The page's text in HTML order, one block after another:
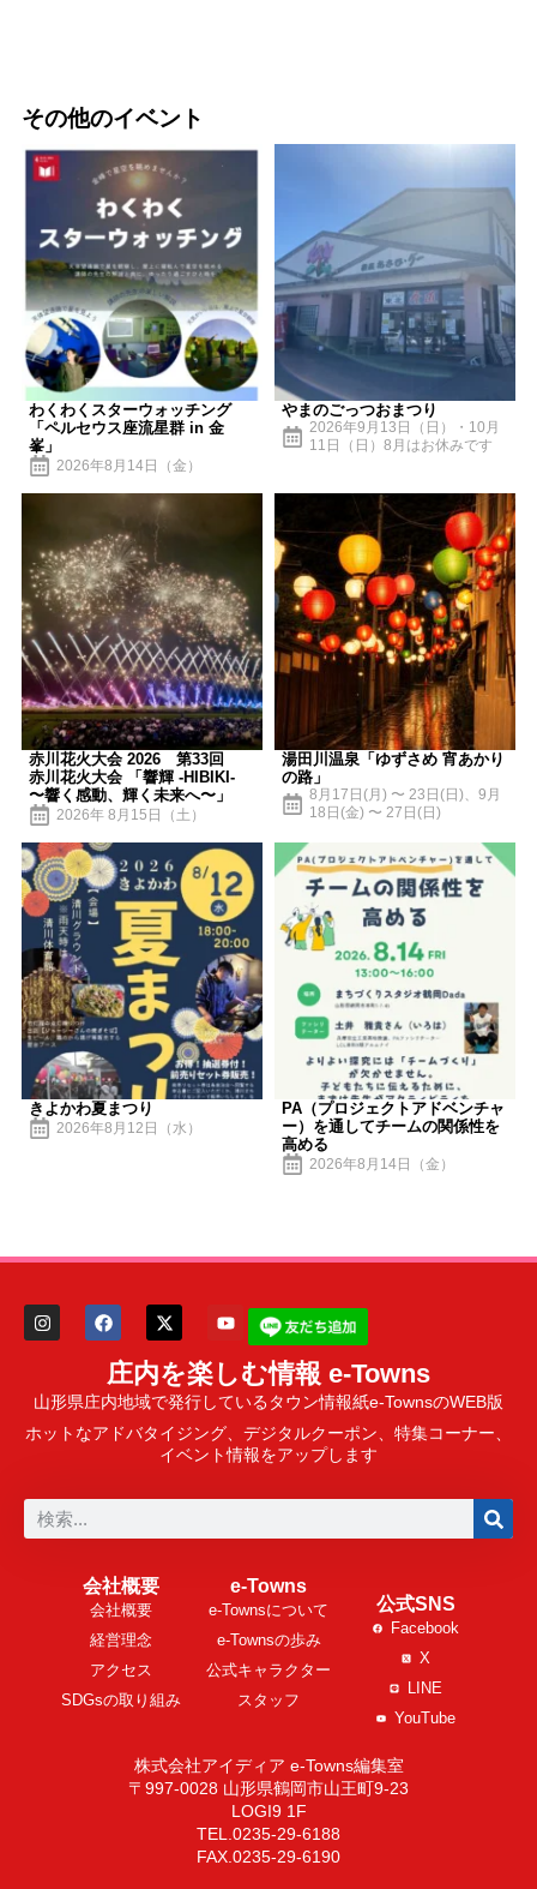
その他のイベント
わくわくスターウォッチング
「ペルセウス座流星群 in 金
峯」
2026年8月14日（金）
やまのごっつおまつり
2026年9月13日（日）・10月
11日（日）8月はお休みです
赤川花火大会 2026 第33回
赤川花火大会 「響輝 -HIBIKI-
〜響く感動、輝く未来へ〜」
2026年 8月15日（土）
湯田川温泉「ゆずさめ 宵あかり
の路」
8月17日(月) 〜 23日(日)、9月
18日(金) 〜 27日(日)
きよかわ夏まつり
2026年8月12日（水）
PA（プロジェクトアドベンチャ
ー）を通してチームの関係性を
高める
2026年8月14日（金）
庄内を楽しむ情報 e-Towns
山形県庄内地域で発行しているタウン情報紙e-TownsのWEB版
ホットなアドバタイジング、デジタルクーポン、特集コーナー、
イベント情報をアップします
会社概要
会社概要
経営理念
アクセス
SDGsの取り組み
e-Towns
e-Townsについて
e-Townsの歩み
公式キャラクター
スタッフ
公式SNS
Facebook
X
LINE
YouTube
株式会社アイディア e-Towns編集室
〒997-0028 山形県鶴岡市山王町9-23
LOGI9 1F
TEL.0235-29-6188
FAX.0235-29-6190